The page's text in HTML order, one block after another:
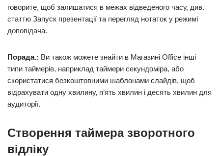
говорите, щоб залишатися в межах відведеного часу, див.
статтю Запуск презентації та перегляд нотаток у режимі
доповідача.
Порада.: Ви також можете знайти в Магазині Office інші
типи таймерів, наприклад таймери секундоміра, або
скористатися безкоштовними шаблонами слайдів, щоб
відрахувати одну хвилину, п’ять хвилин і десять хвилин для
аудиторії.
Створення таймера зворотного
відліку